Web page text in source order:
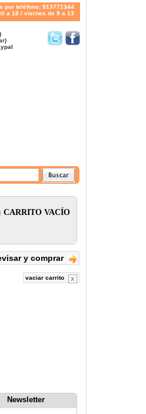
por teléfono: 913771344
a 18 / viernes de 9 a 13
y comprar
vaciar carrito
Newsletter